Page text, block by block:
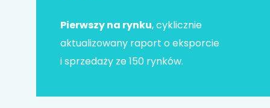
Pierwszy na rynku, cyklicznie
aktualizowany raport o eksporcie
i sprzedaży ze 150 rynków.